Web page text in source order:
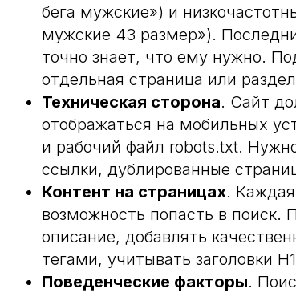
бега мужские») и
мужские 43 размер»).
точно знает, что ему нужно.
отдельная страница или
Техническая сторона. Сайт
отображаться на мобильных
и рабочий файл robots.txt.
ссылки, дублированные
Контент на страницах.
возможность попасть в поиск.
описание, добавлять
тегами, учитывать заголовки
Поведенческие факторы.